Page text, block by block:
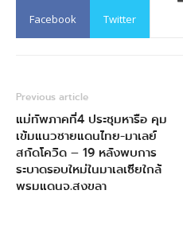
Facebook Twitter
Previous article
แม่ทัพภาคที่4 ประชุมหารือ คุม
เข้มแนวชายแดนไทย-มาเลย์
สกัดโควิด – 19 หลังพบการ
ระบาดรอบใหม่ในมาเลเซียใกล้
พรมแดนจ.สงขลา